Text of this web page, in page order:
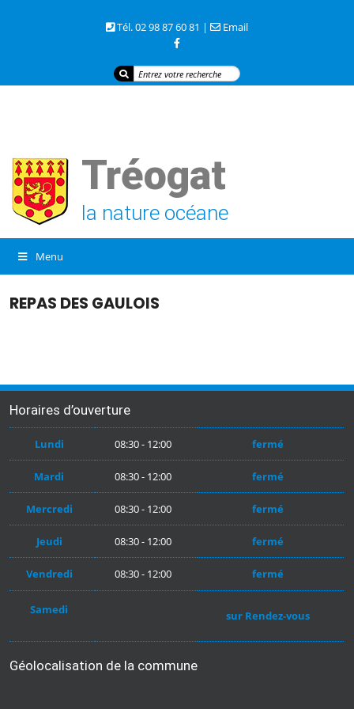
Tél. 02 98 87 60 81 |
Email
Tréogat
la nature océane
Menu
REPAS DES GAULOIS
Horaires d’ouverture
Lundi 08:30 - 12:00 fermé
Mardi 08:30 - 12:00 fermé
Mercredi 08:30 - 12:00 fermé
Jeudi 08:30 - 12:00 fermé
Vendredi 08:30 - 12:00 fermé
Samedi sur Rendez-vous
Géolocalisation de la commune